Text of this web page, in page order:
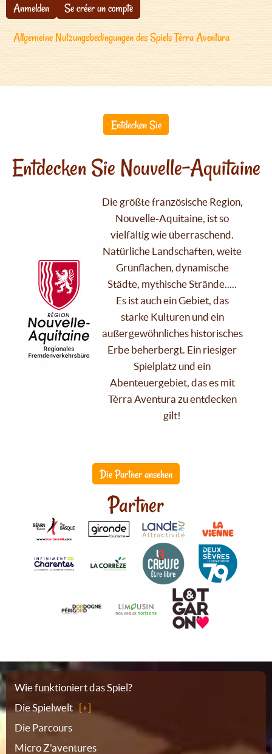
Anmelden
Se créer un compte
Allgemeine Nutzungsbedingungen des Spiels Tèrra Aventura
Entdecken Sie
Entdecken Sie Nouvelle-Aquitaine
Die größte französische Region,
Nouvelle-Aquitaine, ist so
vielfältig wie überraschend.
Natürliche Landschaften, weite
Grünflächen, dynamische
Städte, mythische Strände.....
Es ist auch ein Gebiet, das
starke Kulturen und ein
außergewöhnliches historisches
Erbe beherbergt. Ein riesiger
Spielplatz und ein
Abenteuergebiet, das es mit
Tèrra Aventura zu entdecken
gilt!
Die Partner ansehen
Partner
Sitemap
Wie funktioniert das Spiel?
Die Spielwelt
Die Parcours
Micro Z'aventures